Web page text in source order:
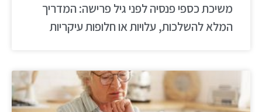
משיכת כספי פנסיה לפני גיל פרישה: המדריך
המלא להשלכות, עלויות או חלופות עיקריות